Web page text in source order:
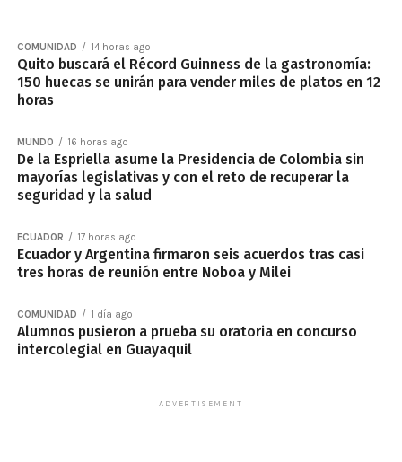
COMUNIDAD 14 horas ago
Quito buscará el Récord Guinness de la gastronomía:
150 huecas se unirán para vender miles de platos en 12
horas
MUNDO 16 horas ago
De la Espriella asume la Presidencia de Colombia sin
mayorías legislativas y con el reto de recuperar la
seguridad y la salud
ECUADOR 17 horas ago
Ecuador y Argentina firmaron seis acuerdos tras casi
tres horas de reunión entre Noboa y Milei
COMUNIDAD 1 día ago
Alumnos pusieron a prueba su oratoria en concurso
intercolegial en Guayaquil
ADVERTISEMENT